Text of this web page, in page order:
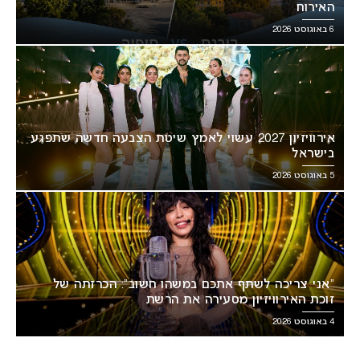
האירוח
6 באוגוסט 2026
אירוויזיון 2027 עשוי לאמץ שיטת הצבעה חדשה שתפגע
בישראל
5 באוגוסט 2026
“אני צריכה לשתף אתכם במשהו חשוב”: הכרזתה של
זוכת האירוויזיון מסעירה את הרשת
4 באוגוסט 2026